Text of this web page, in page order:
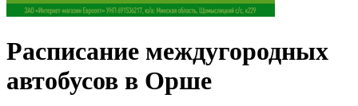
Расписание междугородных
автобусов в Орше